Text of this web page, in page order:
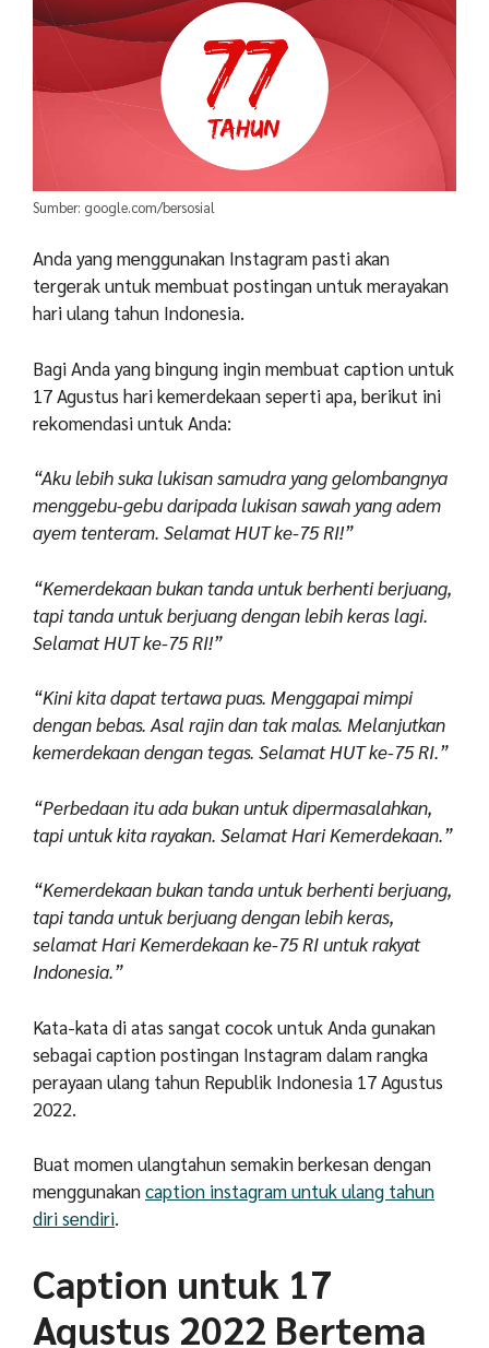
Sumber: google.com/bersosial
Anda yang menggunakan Instagram pasti akan
tergerak untuk membuat postingan untuk merayakan
hari ulang tahun Indonesia.
Bagi Anda yang bingung ingin membuat caption untuk
17 Agustus hari kemerdekaan seperti apa, berikut ini
rekomendasi untuk Anda:
“Aku lebih suka lukisan samudra yang gelombangnya
menggebu-gebu daripada lukisan sawah yang adem
ayem tenteram. Selamat HUT ke-75 RI!”
“Kemerdekaan bukan tanda untuk berhenti berjuang,
tapi tanda untuk berjuang dengan lebih keras lagi.
Selamat HUT ke-75 RI!”
“Kini kita dapat tertawa puas. Menggapai mimpi
dengan bebas. Asal rajin dan tak malas. Melanjutkan
kemerdekaan dengan tegas. Selamat HUT ke-75 RI.”
“Perbedaan itu ada bukan untuk dipermasalahkan,
tapi untuk kita rayakan. Selamat Hari Kemerdekaan.”
“Kemerdekaan bukan tanda untuk berhenti berjuang,
tapi tanda untuk berjuang dengan lebih keras,
selamat Hari Kemerdekaan ke-75 RI untuk rakyat
Indonesia.”
Kata-kata di atas sangat cocok untuk Anda gunakan
sebagai caption postingan Instagram dalam rangka
perayaan ulang tahun Republik Indonesia 17 Agustus
2022.
Buat momen ulangtahun semakin berkesan dengan
menggunakancaption instagram untuk ulang tahun
diri sendiri.
Caption untuk 17
Agustus 2022 Bertema